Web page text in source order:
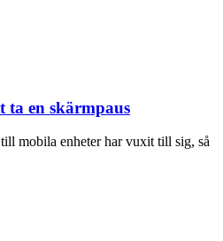
ta en skärmpaus
mobila enheter har vuxit till sig, så